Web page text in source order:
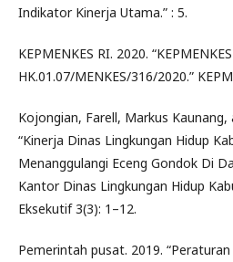
Indikator Kinerja Utama.” : 5.
KEPMENKES RI. 2020.
HK.01.07/MENKES/316/2020.”
Kojongian, Farell, Markus Kaunang,
“Kinerja Dinas Lingkungan Hidup
Menanggulangi Eceng Gondok Di
Kantor Dinas Lingkungan Hidup
Eksekutif 3(3): 1–12.
Pemerintah pusat. 2019.